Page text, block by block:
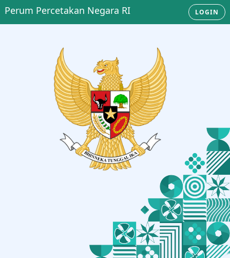
Perum Percetakan Negara RI LOGIN